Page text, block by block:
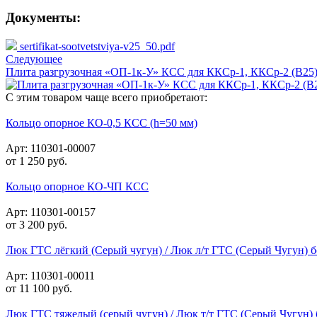
Документы:
sertifikat-sootvetstviya-v25_50.pdf
Следующее
Плита разгрузочная «ОП-1к-У» КСС для ККСр-1, ККСр-2 (В25)
С этим товаром чаще всего приобретают:
Кольцо опорное КО-0,5 КСС (h=50 мм)
Арт: 110301-00007
от 1 250 руб.
Кольцо опорное КО-ЧП КСС
Арт: 110301-00157
от 3 200 руб.
Люк ГТС лёгкий (Серый чугун) / Люк л/т ГТС (Серый Чугун)
Арт: 110301-00011
от 11 100 руб.
Люк ГТС тяжелый (серый чугун) / Люк т/т ГТС (Серый Чугун)